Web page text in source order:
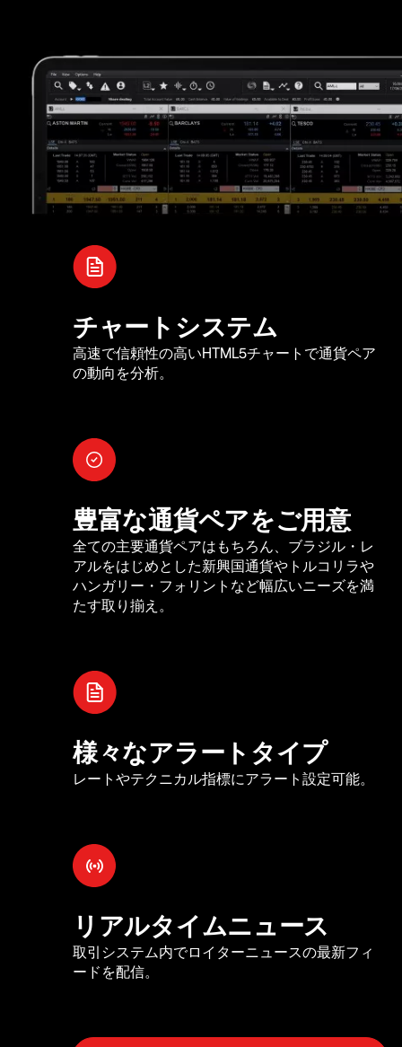
チャートシステム
高速で信頼性の高いHTML5チャートで通貨ペア
の動向を分析。
豊富な通貨ペアをご用意
全ての主要通貨ペアはもちろん、ブラジル・レ
アルをはじめとした新興国通貨やトルコリラや
ハンガリー・フォリントなど幅広いニーズを満
たす取り揃え。
様々なアラートタイプ
レートやテクニカル指標にアラート設定可能。
リアルタイムニュース
取引システム内でロイターニュースの最新フィ
ードを配信。